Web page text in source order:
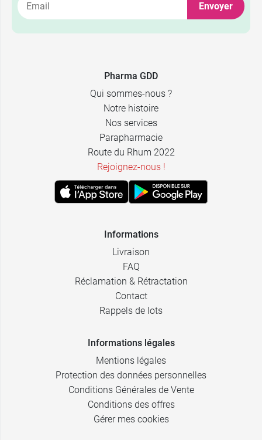
500 ml 2,89 € 13,99 €
Envoyer
Pharma GDD
Qui sommes-nous ?
Notre histoire
Nos services
Parapharmacie
Route du Rhum 2022
Rejoignez-nous !
Informations
Livraison
FAQ
Réclamation & Rétractation
Contact
Rappels de lots
Informations légales
Mentions légales
Protection des données personnelles
Conditions Générales de Vente
Conditions des offres
Gérer mes cookies